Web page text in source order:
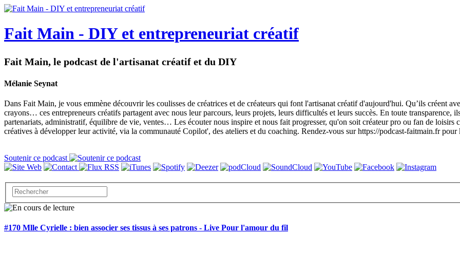
Fait Main - DIY et entrepreneuriat créatif
Fait Main, le podcast de l'artisanat créatif et du DIY
Mélanie Seynat
Dans Fait Main, je vous emmène découvrir les coulisses de créatrices et de créateurs qui font l'artisanat créatif d'aujourd'hui. Qu’ils créent
crayons… ces entrepreneurs créatifs partagent avec nous leur parcours, leurs projets, leurs difficultés et leurs succès. En toute transparence,
partenariats, administratif, équilibre de vie, ventes… Les écouter nous inspire et nous fait progresser, qu'on soit créateur pro ou fan de
créatives à développer leur activité, via la communauté Copilot', des ateliers et du coaching. Rendez-vous sur https://podcast-faitmain.fr pour
Soutenir ce podcast
#170 Mlle Cyrielle : bien associer ses tissus à ses patrons - Live Pour l'amour du fil